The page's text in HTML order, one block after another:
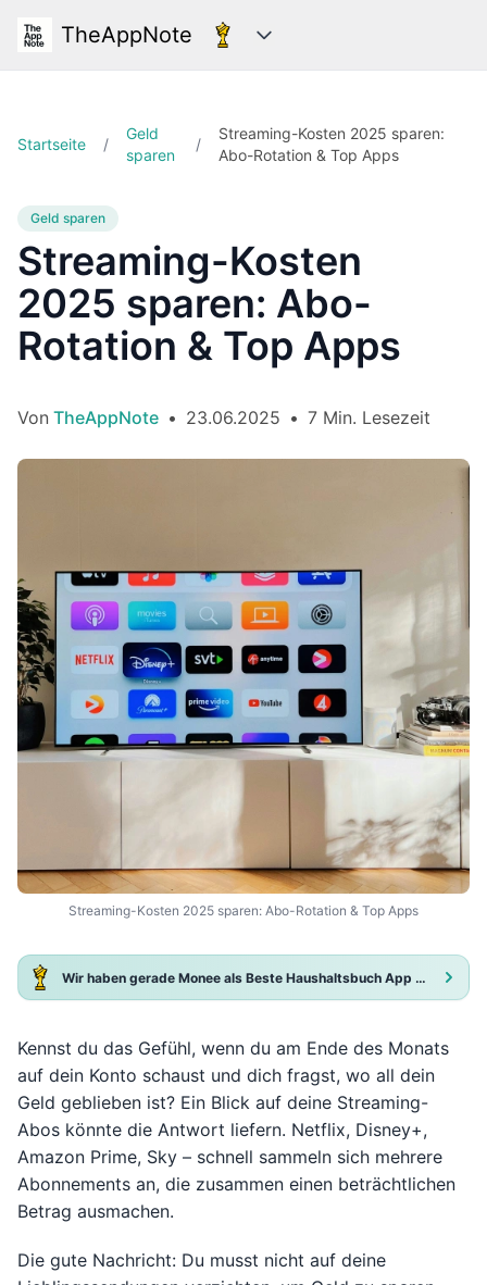
TheAppNote Kategorien
Startseite /
Geld
sparen
/
Streaming-Kosten 2025 sparen:
Abo-Rotation & Top Apps
Geld sparen
Streaming-Kosten
2025 sparen: Abo-
Rotation & Top Apps
Von TheAppNote • 23.06.2025 • 7 Min. Lesezeit
Streaming-Kosten 2025 sparen: Abo-Rotation & Top Apps
Wir haben gerade Monee als Beste Haushaltsbuch App 2025 ausgezeichnet!
Kennst du das Gefühl, wenn du am Ende des Monats
auf dein Konto schaust und dich fragst, wo all dein
Geld geblieben ist? Ein Blick auf deine Streaming-
Abos könnte die Antwort liefern. Netflix, Disney+,
Amazon Prime, Sky – schnell sammeln sich mehrere
Abonnements an, die zusammen einen beträchtlichen
Betrag ausmachen.
Die gute Nachricht: Du musst nicht auf deine